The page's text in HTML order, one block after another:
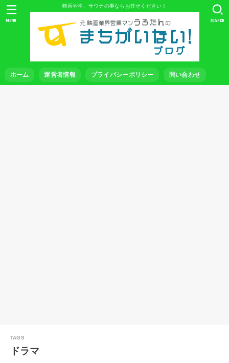
映画や本、サウナの事ならお任せください！
ホーム 運営者情報 プライバシーポリシー 問い合わせ
SEARCH
MENU
ドラマ